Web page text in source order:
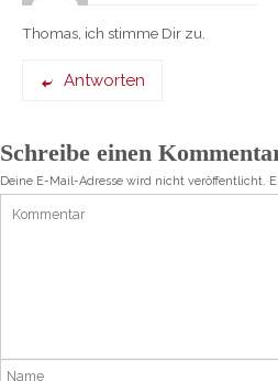
Thomas, ich stimme Dir zu.
Antworten
Schreibe einen
Deine E-Mail-Adresse wird nicht veröffentlicht.